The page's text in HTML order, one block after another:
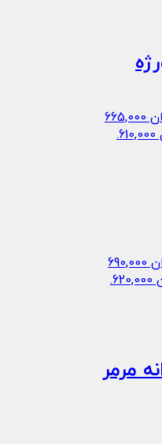
قیمت اصلی: تومان 665,000
قیمت اصلی: تومان 690,000
مرمر